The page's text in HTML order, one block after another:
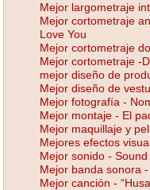
Mejor largometraje
Mejor cortometraje
Love You
Mejor cortometraje
Mejor cortometraje -
mejor diseño de
Mejor diseño de
Mejor fotografía -
Mejor montaje - El
Mejor maquillaje y
Mejores efectos
Mejor sonido -
Mejor banda sonora
Mejor canción -